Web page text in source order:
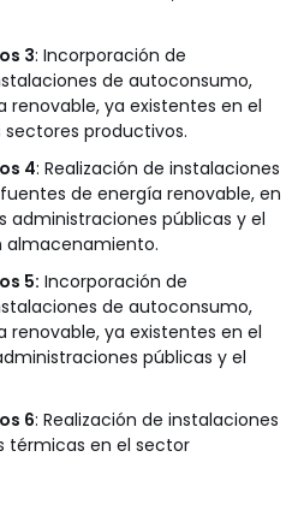
3: Incorporación de
de autoconsumo,
ya existentes en el
productivos.
4: Realización de instalaciones
de energía renovable, en
administraciones públicas y el
almacenamiento.
5: Incorporación de
de autoconsumo,
ya existentes en el
públicas y el
6: Realización de instalaciones
térmicas en el sector